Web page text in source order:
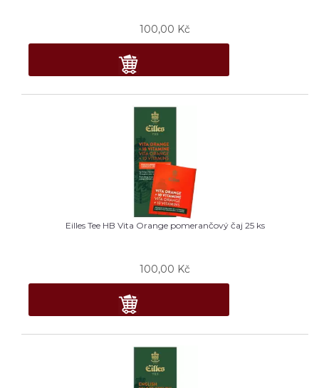
100,00 Kč
Eilles Tee HB Vita Orange pomerančový čaj 25 ks
100,00 Kč